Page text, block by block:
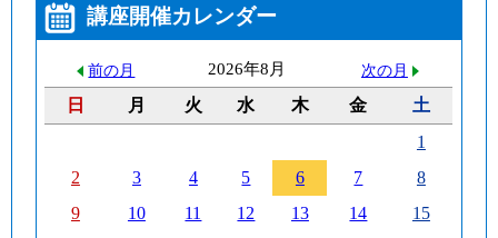
講座開催カレンダー
前の月 2026年8月 次の月
日 月 火 水 木 金
土
1
2
3 4 5 6 7
8
9
10 11 12 13 14
15